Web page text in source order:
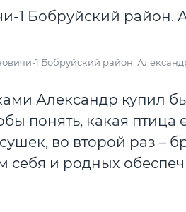
1 Бобруйский район.
Александр купил
понять, какая
во второй раз –
и родных